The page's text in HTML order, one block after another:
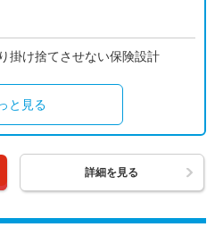
掛け捨てさせない保険設計
と見る
詳細を見る